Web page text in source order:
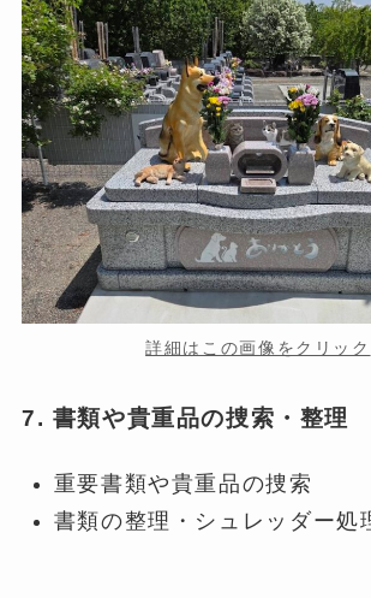
詳細はこの画像をクリック
7. 書類や貴重品の捜索・整理
重要書類や貴重品の捜索
書類の整理・シュレッダー処